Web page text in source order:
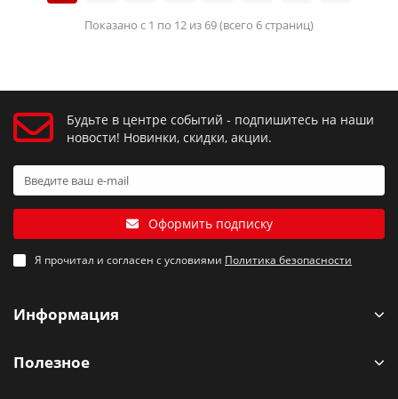
Показано с 1 по 12 из 69 (всего 6 страниц)
Будьте в центре событий - подпишитесь на наши
новости! Новинки, скидки, акции.
Оформить подписку
Я прочитал и согласен с условиями Политика безопасности
Информация
Полезное